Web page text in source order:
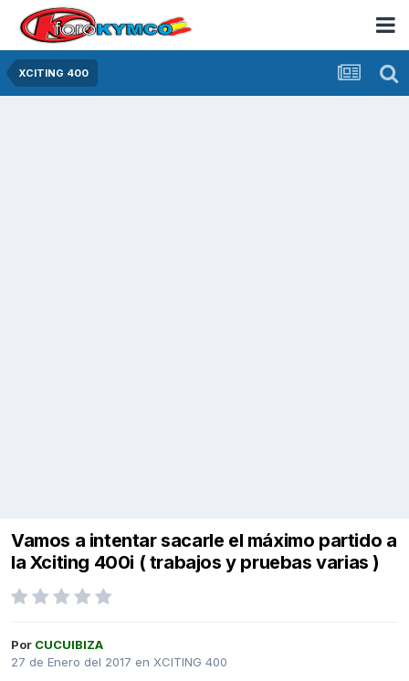
XCITING 400
Vamos a intentar sacarle el máximo partido a
la Xciting 400i ( trabajos y pruebas varias )
Por CUCUIBIZA
27 de Enero del 2017 en XCITING 400